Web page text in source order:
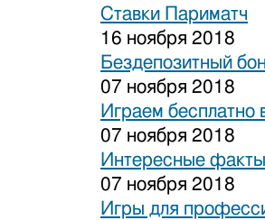
Ставки Париматч
16 ноября 2018
Бездепозитный
07 ноября 2018
Играем бесплатно
07 ноября 2018
Интересные
07 ноября 2018
Игры для